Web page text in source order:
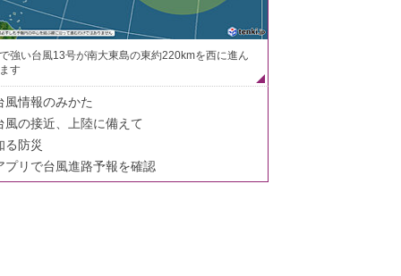
強い台風13号が南大東島の東約220kmを西に進ん
す
風情報のみかた
風の接近、上陸に備えて
る防災
プリで台風進路予報を確認